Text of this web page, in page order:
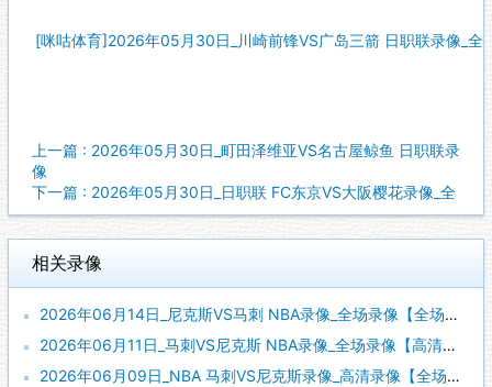
[咪咕体育]2026年05月30日_川崎前锋VS广岛三箭 日职联录像_全
上一篇 : 2026年05月30日_町田泽维亚VS名古屋鲸鱼 日职联录
像
下一篇 : 2026年05月30日_日职联 FC东京VS大阪樱花录像_全
相关录像
2026年06月14日_尼克斯VS马刺 NBA录像_全场录像【全场回放】
2026年06月11日_马刺VS尼克斯 NBA录像_全场录像【高清回放】
2026年06月09日_NBA 马刺VS尼克斯录像_高清录像【全场回放】